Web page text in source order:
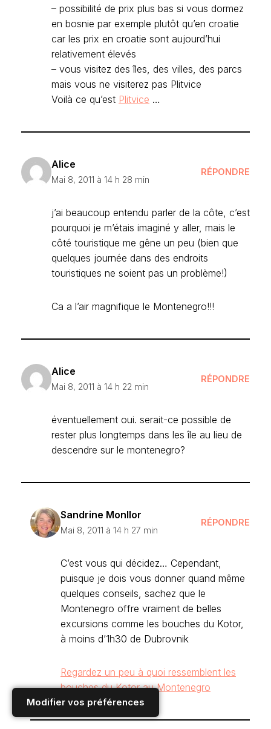
Modifier vos préférences
– possibilité de prix plus bas si vous dormez
en bosnie par exemple plutôt qu’en croatie
car les prix en croatie sont aujourd’hui
relativement élevés
– vous visitez des îles, des villes, des parcs
mais vous ne visiterez pas Plitvice
Voilà ce qu’est Plitvice …
Alice
Mai 8, 2011 à 14 h 28 min
RÉPONDRE
j’ai beaucoup entendu parler de la côte, c’est
pourquoi je m’étais imaginé y aller, mais le
côté touristique me gêne un peu (bien que
quelques journée dans des endroits
touristiques ne soient pas un problème!)
Ca a l’air magnifique le Montenegro!!!
Alice
Mai 8, 2011 à 14 h 22 min
RÉPONDRE
éventuellement oui. serait-ce possible de
rester plus longtemps dans les île au lieu de
descendre sur le montenegro?
Sandrine Monllor
Mai 8, 2011 à 14 h 27 min
RÉPONDRE
C’est vous qui décidez… Cependant,
puisque je dois vous donner quand même
quelques conseils, sachez que le
Montenegro offre vraiment de belles
excursions comme les bouches du Kotor,
à moins d’1h30 de Dubrovnik
Regardez un peu à quoi ressemblent les
bouches du Kotor au Montenegro